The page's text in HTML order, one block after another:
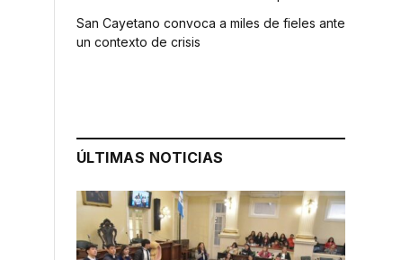
San Cayetano convoca a miles de fieles ante
un contexto de crisis
ÚLTIMAS NOTICIAS